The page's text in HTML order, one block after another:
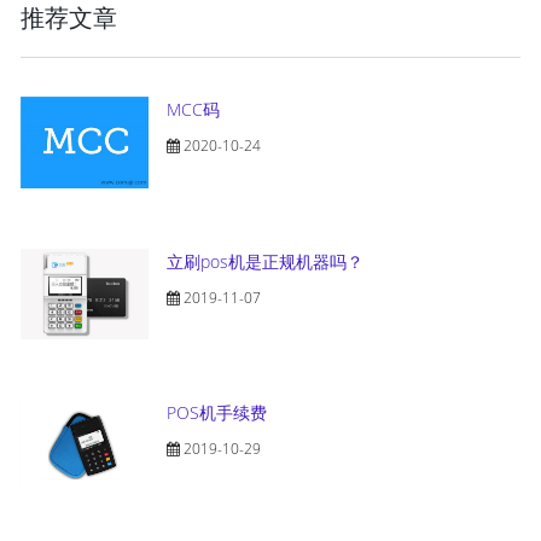
推荐文章
MCC码
2020-10-24
立刷pos机是正规机器吗？
2019-11-07
POS机手续费
2019-10-29